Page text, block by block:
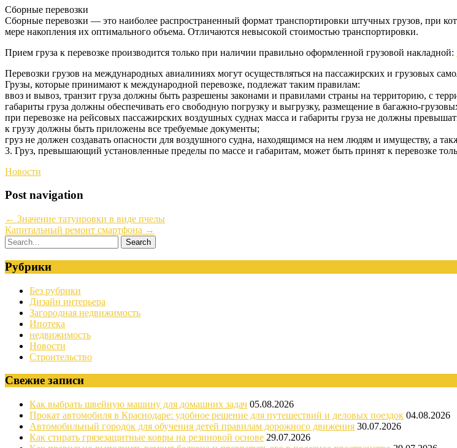
Сборные перевозки
Сборные перевозки — это наиболее распространенный формат транспортировки штучных грузов, при
мере накопления их оптимального объема. Отличаются невысокой стоимостью транспортировки.
Прием груза к перевозке производится только при наличии правильно оформленной грузовой накладной:
Перевозки грузов на международных авиалиниях могут осуществляться на пассажирских и грузовых
Грузы, которые принимают к международной перевозке, подлежат таким правилам:
ввоз и вывоз, транзит груза должны быть разрешены законами и правилами страны на территорию, с
габариты груза должны обеспечивать его свободную погрузку и выгрузку, размещение в багажно-
при перевозке на рейсовых пассажирских воздушных суднах масса и габариты груза не должны
к грузу должны быть приложены все требуемые документы;
груз не должен создавать опасности для воздушного судна, находящимся на нем людям и имуществу, а
3. Груз, превышающий установленные пределы по массе и габаритам, может быть принят к перевозке
Новости
Post navigation
← Значение татуировки в виде пчелы
Капитальный ремонт смартфона →
Рубрики
Без рубрики
Дизайн интерьера
Загородная недвижимость
Ипотека
недвижимость
Новости
Строительство
Свежие записи
Как выбрать швейную машину для домашних задач 05.08.2026
Прокат автомобиля в Краснодаре: удобное решение для путешествий и деловых поездок 04.08.2026
Автомобильный городок для обучения детей правилам дорожного движения 30.07.2026
Как стирать грязезащитные ковры на резиновой основе 29.07.2026